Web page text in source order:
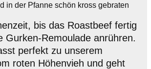
in der Pfanne schön kross gebraten
bis das Roastbeef fertig
Gurken-Remoulade anrühren.
perfekt zu unserem
roten Höhenvieh und geht